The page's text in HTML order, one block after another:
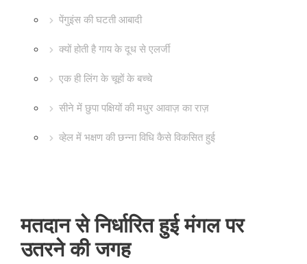
पेंगुइंस की घटती आबादी
क्यों होती है गाय के दूध से एलर्जी
एक ही लिंग के चूहों के बच्चे
सीने में छुपा पक्षियों की मधुर आवाज़ का राज़
व्हेल में भक्षण की छन्ना विधि कैसे विकसित हुई
मतदान से निर्धारित हुई मंगल पर
उतरने की जगह